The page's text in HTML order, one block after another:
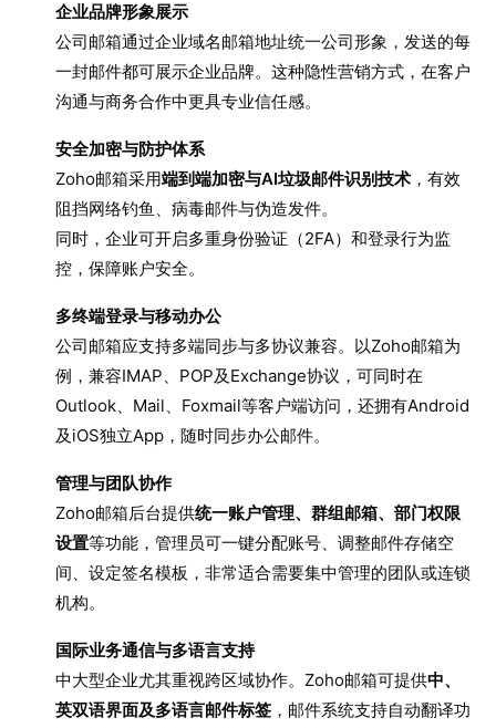
企业品牌形象展示
公司邮箱通过企业域名邮箱地址统一公司形象，发送的每
一封邮件都可展示企业品牌。这种隐性营销方式，在客户
沟通与商务合作中更具专业信任感。
安全加密与防护体系
Zoho邮箱采用端到端加密与AI垃圾邮件识别技术 ，有效
阻挡网络钓鱼、病毒邮件与伪造发件。
同时，企业可开启多重身份验证（2FA）和登录行为监
控，保障账户安全。
多终端登录与移动办公
公司邮箱应支持多端同步与多协议兼容。以Zoho邮箱为
例，兼容IMAP、POP及Exchange协议，可同时在
Outlook、Mail、Foxmail等客户端访问，还拥有Android
及iOS独立App，随时同步办公邮件。
管理与团队协作
Zoho邮箱后台提供统一账户管理、群组邮箱、部门权限
设置等功能，管理员可一键分配账号、调整邮件存储空
间、设定签名模板，非常适合需要集中管理的团队或连锁
机构。
国际业务通信与多语言支持
中大型企业尤其重视跨区域协作。Zoho邮箱可提供中、
英双语界面及多语言邮件标签 ，邮件系统支持自动翻译功